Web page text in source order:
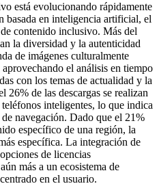
está evolucionando rápidamente
basada en inteligencia artificial, el
contenido inclusivo. Más del
la diversidad y la autenticidad
de imágenes culturalmente
el análisis en tiempo
con los temas de actualidad y la
de las descargas se realizan
inteligentes, lo que indica
navegación. Dado que el 21%
específico de una región, la
específica. La integración de
de licencias
más a un ecosistema de
en el usuario.